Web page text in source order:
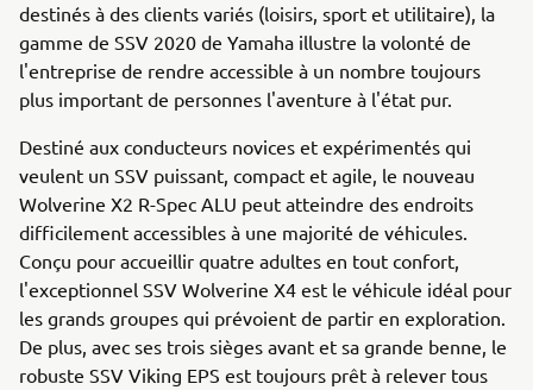
destinés à des clients variés (loisirs, sport et utilitaire), la
gamme de SSV 2020 de Yamaha illustre la volonté de
l'entreprise de rendre accessible à un nombre toujours
plus important de personnes l'aventure à l'état pur.
Destiné aux conducteurs novices et expérimentés qui
veulent un SSV puissant, compact et agile, le nouveau
Wolverine X2 R-Spec ALU peut atteindre des endroits
difficilement accessibles à une majorité de véhicules.
Conçu pour accueillir quatre adultes en tout confort,
l'exceptionnel SSV Wolverine X4 est le véhicule idéal pour
les grands groupes qui prévoient de partir en exploration.
De plus, avec ses trois sièges avant et sa grande benne, le
robuste SSV Viking EPS est toujours prêt à relever tous